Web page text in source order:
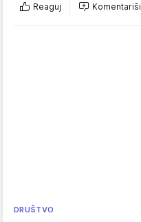
Reaguj Komentariši
DRUŠTVO